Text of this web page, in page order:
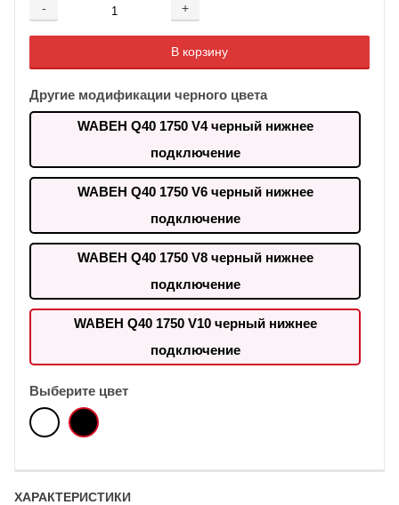
- +
Добавляется...
В корзину
Добавлен
Другие модификации черного цвета
WABEH Q40 1750 V4 черный нижнее
подключение
WABEH Q40 1750 V6 черный нижнее
подключение
WABEH Q40 1750 V8 черный нижнее
подключение
WABEH Q40 1750 V10 черный нижнее
подключение
Выберите цвет
ХАРАКТЕРИСТИКИ